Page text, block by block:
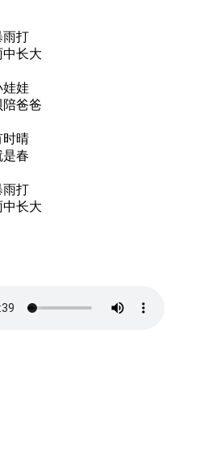
雨打
长大
娃娃
爸爸
时晴
是春
雨打
长大